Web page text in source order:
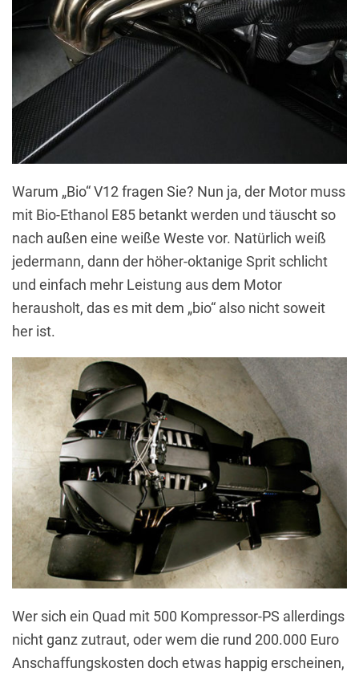
Warum „Bio“ V12 fragen Sie? Nun ja, der Motor muss
mit Bio-Ethanol E85 betankt werden und täuscht so
nach außen eine weiße Weste vor. Natürlich weiß
jedermann, dann der höher-oktanige Sprit schlicht
und einfach mehr Leistung aus dem Motor
herausholt, das es mit dem „bio“ also nicht soweit
her ist.
Wer sich ein Quad mit 500 Kompressor-PS allerdings
nicht ganz zutraut, oder wem die rund 200.000 Euro
Anschaffungskosten doch etwas happig erscheinen,